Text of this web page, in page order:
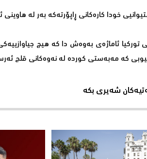
خودا كارەكانی ڕاپۆرتەكە بەر لە
توركیا ئاماژەی بەوەش دا كە هیچ
كە مەبەستی كوردە لە نەوەكانی قلج
شەیری بکە